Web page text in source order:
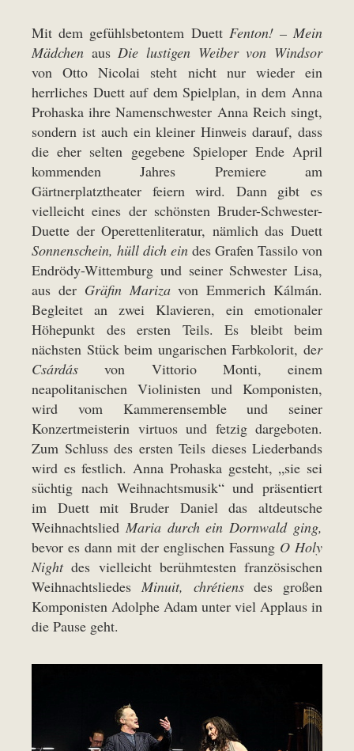
Mit dem gefühlsbetontem Duett Fenton! – Mein
Mädchen ausDie lustigen Weiber von Windsor
von Otto Nicolai steht nicht nur wieder ein
herrliches Duett auf dem Spielplan, in dem Anna
Prohaska ihre Namenschwester Anna Reich singt,
sondern ist auch ein kleiner Hinweis darauf, dass
die eher selten gegebene Spieloper Ende April
kommenden Jahres Premiere am
Gärtnerplatztheater feiern wird. Dann gibt es
vielleicht eines der schönsten Bruder-Schwester-
Duette der Operettenliteratur, nämlich das Duett
Sonnenschein, hüll dich ein des Grafen Tassilo von
Endrödy-Wittemburg und seiner Schwester Lisa,
aus der Gräfin Marizavon Emmerich Kálmán.
Begleitet an zwei Klavieren, ein emotionaler
Höhepunkt des ersten Teils. Es bleibt beim
nächsten Stück beim ungarischen Farbkolorit, der
Csárdásvon Vittorio Monti, einem
neapolitanischen Violinisten und Komponisten,
wird vom Kammerensemble und seiner
Konzertmeisterin virtuos und fetzig dargeboten.
Zum Schluss des ersten Teils dieses Liederbands
wird es festlich. Anna Prohaska gesteht, „sie sei
süchtig nach Weihnachtsmusik“ und präsentiert
im Duett mit Bruder Daniel das altdeutsche
Weihnachtslied Maria durch ein Dornwald ging,
bevor es dann mit der englischen Fassung O Holy
Nightdes vielleicht berühmtesten französischen
Weihnachtsliedes Minuit, chrétiensdes großen
Komponisten Adolphe Adam unter viel Applaus in
die Pause geht.